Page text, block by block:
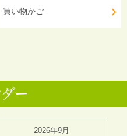
買い物かご
2026年9月